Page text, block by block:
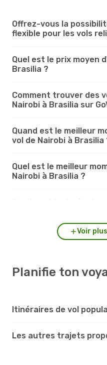
Offrez-vous la
flexible pour les vols
Quel est le prix moyen
Brasilia ?
Comment trouver des
Nairobi à Brasilia sur
Quand est le meilleur
vol de Nairobi à Brasilia
Quel est le meilleur
Nairobi à Brasilia ?
Voir
Planifie ton
Itinéraires de vol
Les autres trajets